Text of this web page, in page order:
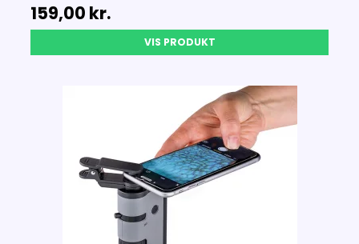
159,00 kr.
VIS PRODUKT